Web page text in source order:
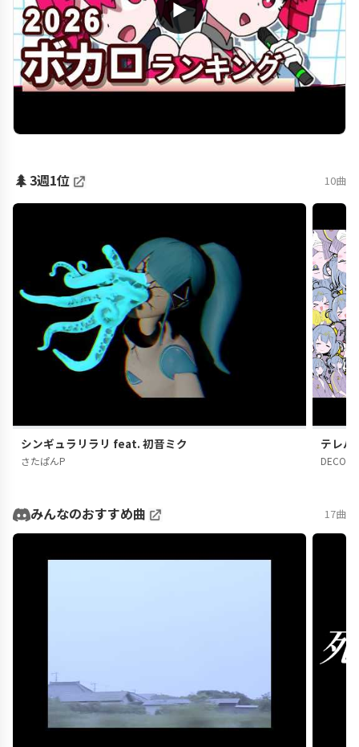
▶
🌲3週1位 10曲
シンギュラリラリ feat. 初音ミク
さたぱんP
テレ
みんなのおすすめ曲 17曲